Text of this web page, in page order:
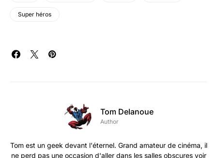
Super héros
Tom Delanoue
Author
Tom est un geek devant l'éternel. Grand amateur de cinéma, il
ne perd pas une occasion d'aller dans les salles obscures voir